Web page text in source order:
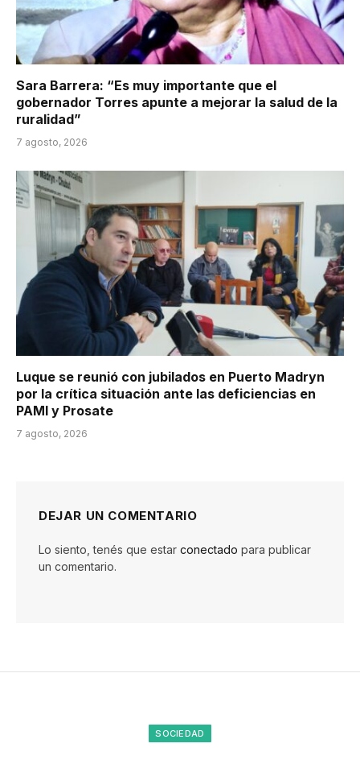
Sara Barrera: “Es muy importante que el
gobernador Torres apunte a mejorar la salud de la
ruralidad”
7 agosto, 2026
Luque se reunió con jubilados en Puerto Madryn
por la crítica situación ante las deficiencias en
PAMI y Prosate
7 agosto, 2026
DEJAR UN COMENTARIO
Lo siento, tenés que estar conectado para publicar
un comentario.
SOCIEDAD